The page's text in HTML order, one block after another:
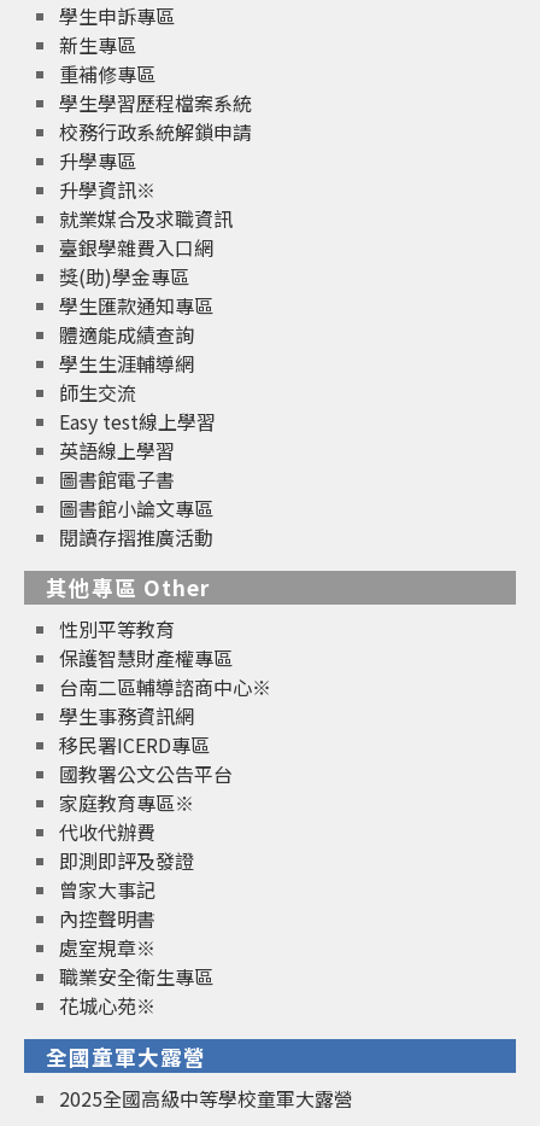
學生申訴專區
新生專區
重補修專區
學生學習歷程檔案系統
校務行政系統解鎖申請
升學專區
升學資訊※
就業媒合及求職資訊
臺銀學雜費入口網
獎(助)學金專區
學生匯款通知專區
體適能成績查詢
學生生涯輔導網
師生交流
Easy test線上學習
英語線上學習
圖書館電子書
圖書館小論文專區
閱讀存摺推廣活動
其他專區 Other
性別平等教育
保護智慧財產權專區
台南二區輔導諮商中心※
學生事務資訊網
移民署ICERD專區
國教署公文公告平台
家庭教育專區※
代收代辦費
即測即評及發證
曾家大事記
內控聲明書
處室規章※
職業安全衛生專區
花城心苑※
全國童軍大露營
2025全國高級中等學校童軍大露營